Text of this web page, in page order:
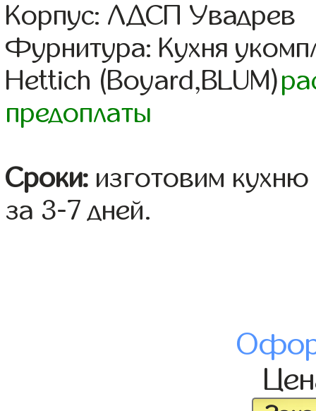
Корпус: ЛДСП Увадрев
Фурнитура: Кухня
Hettich (Boyard,BLUM)
предоплаты
Сроки: изготовим кухню
за 3-7 дней.